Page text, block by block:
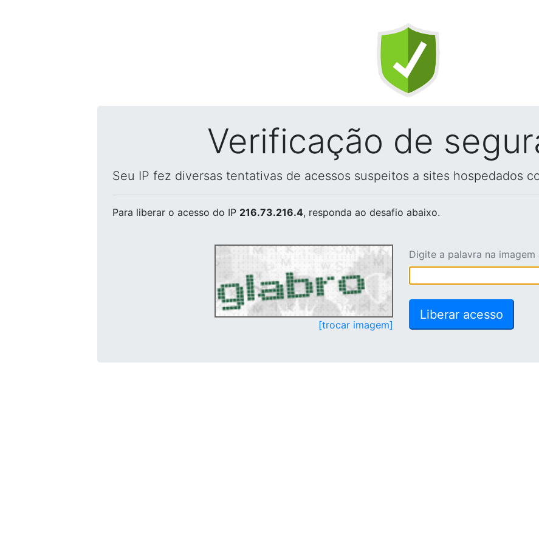
Verificação de
Seu IP fez diversas tentativas de acessos suspeitos a sites hospedados
Para liberar o acesso do IP 216.73.216.4, responda ao desafio abaixo.
[trocar imagem]
Digite a palavra na